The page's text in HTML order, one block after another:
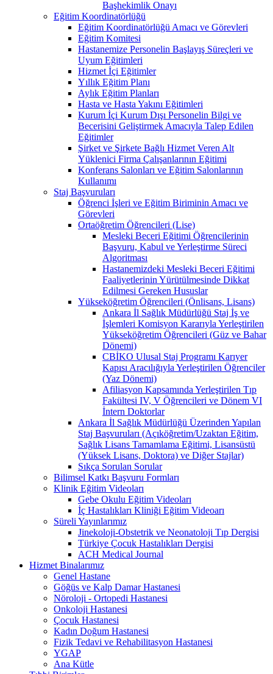
Başhekimlik Onayı
Eğitim Koordinatörlüğü
Eğitim Koordinatörlüğü Amacı ve Görevleri
Eğitim Komitesi
Hastanemize Personelin Başlayış Süreçleri ve
Uyum Eğitimleri
Hizmet İçi Eğitimler
Yıllık Eğitim Planı
Aylık Eğitim Planları
Hasta ve Hasta Yakını Eğitimleri
Kurum İçi Kurum Dışı Personelin Bilgi ve
Becerisini Geliştirmek Amacıyla Talep Edilen
Eğitimler
Şirket ve Şirkete Bağlı Hizmet Veren Alt
Yüklenici Firma Çalışanlarının Eğitimi
Konferans Salonları ve Eğitim Salonlarının
Kullanımı
Staj Başvuruları
Öğrenci İşleri ve Eğitim Biriminin Amacı ve
Görevleri
Ortaöğretim Öğrencileri (Lise)
Mesleki Beceri Eğitimi Öğrencilerinin
Başvuru, Kabul ve Yerleştirme Süreci
Algoritması
Hastanemizdeki Mesleki Beceri Eğitimi
Faaliyetlerinin Yürütülmesinde Dikkat
Edilmesi Gereken Hususlar
Yükseköğretim Öğrencileri (Önlisans, Lisans)
Ankara İl Sağlık Müdürlüğü Staj İş ve
İşlemleri Komisyon Kararıyla Yerleştirilen
Yükseköğretim Öğrencileri (Güz ve Bahar
Dönemi)
CBİKO Ulusal Staj Programı Karıyer
Kapısı Aracılığıyla Yerleştirilen Öğrenciler
(Yaz Dönemi)
Afiliasyon Kapsamında Yerleştirilen Tıp
Fakültesi IV, V Öğrencileri ve Dönem VI
İntern Doktorlar
Ankara İl Sağlık Müdürlüğü Üzerinden Yapılan
Staj Başvuruları (Açıköğretim/Uzaktan Eğitim,
Sağlık Lisans Tamamlama Eğitimi, Lisansüstü
(Yüksek Lisans, Doktora) ve Diğer Stajlar)
Sıkça Sorulan Sorular
Bilimsel Katkı Başvuru Formları
Klinik Eğitim Videoları
Gebe Okulu Eğitim Videoları
İç Hastalıkları Kliniği Eğitim Videoarı
Süreli Yayınlarımız
Jinekoloji-Obstetrik ve Neonatoloji Tıp Dergisi
Türkiye Çocuk Hastalıkları Dergisi
ACH Medical Journal
Hizmet Binalarımız
Genel Hastane
Göğüs ve Kalp Damar Hastanesi
Nöroloji - Ortopedi Hastanesi
Onkoloji Hastanesi
Çocuk Hastanesi
Kadın Doğum Hastanesi
Fizik Tedavi ve Rehabilitasyon Hastanesi
YGAP
Ana Kütle